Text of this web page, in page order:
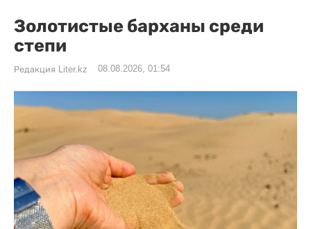
Золотистые барханы среди
степи
Редакция Liter.kz 08.08.2026, 01:54